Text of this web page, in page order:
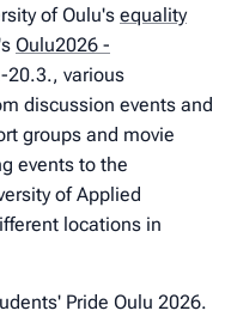
of Oulu's equality
Oulu2026 -
20.3., various
discussion events and
groups and movie
events to the
of Applied
locations in
Pride Oulu 2026.